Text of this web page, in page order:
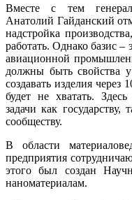
Вместе с тем
Анатолий Гайданский
надстройка
работать. Однако базис –
авиационной
должны быть свойства
создавать изделия через
будет не хватать.
задачи как
сообществу.
В области
предприятия
этого был создан
наноматериалам.